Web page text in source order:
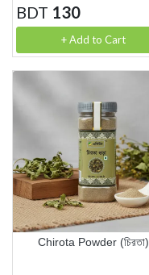
BDT 130
+ Add to Cart
Chirota Powder (চিরতা)